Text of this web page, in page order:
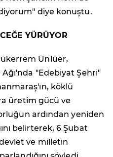
diye konuştu.
YÜRÜYOR
Ünlüer,
Ağı'nda "Edebiyat Şehri"
köklü
üretim gücü ve
ardından yeniden
belirterek, 6 Şubat
ve milletin